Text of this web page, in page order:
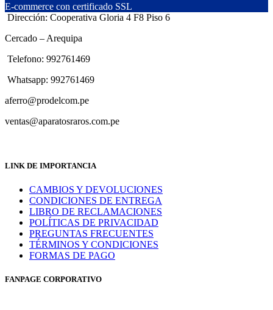
E-commerce con certificado SSL
Dirección: Cooperativa Gloria 4 F8 Piso 6
Cercado – Arequipa
Telefono: 992761469
Whatsapp: 992761469
aferro@prodelcom.pe
ventas@aparatosraros.com.pe
LINK DE IMPORTANCIA
CAMBIOS Y DEVOLUCIONES
CONDICIONES DE ENTREGA
LIBRO DE RECLAMACIONES
POLÍTICAS DE PRIVACIDAD
PREGUNTAS FRECUENTES
TÉRMINOS Y CONDICIONES
FORMAS DE PAGO
FANPAGE CORPORATIVO